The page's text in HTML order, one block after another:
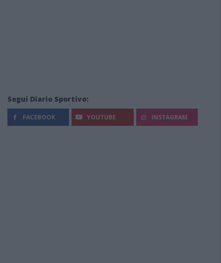
Segui Diario Sportivo:
FACEBOOK YOUTUBE INSTAGRAM